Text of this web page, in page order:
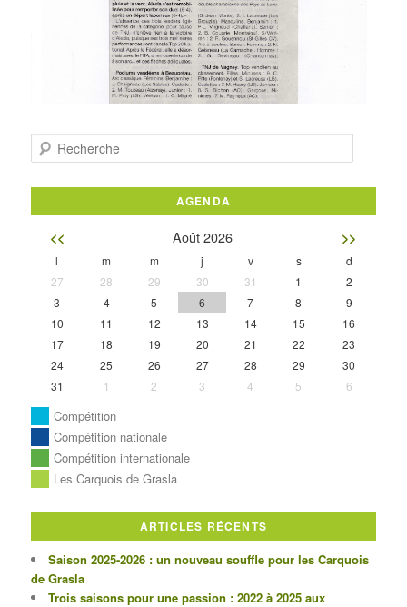
Recherche
AGENDA
<< Août 2026 >>
l m m j v s
d
27
28 29 30 31 1
2
3
4 5 6 7 8
9
10
11 12 13 14 15
16
17
18 19 20 21 22
23
24
25 26 27 28 29
30
31
1 2 3 4 5 6
Compétition
Compétition nationale
Compétition internationale
Les Carquois de Grasla
ARTICLES RÉCENTS
Saison 2025-2026 : un nouveau souffle pour les Carquois
de Grasla
Trois saisons pour une passion : 2022 à 2025 aux